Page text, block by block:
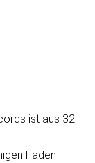
ist aus 32
Fäden